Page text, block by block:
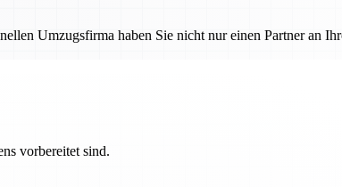
Umzugsfirma haben Sie nicht nur einen Partner an
vorbereitet sind.